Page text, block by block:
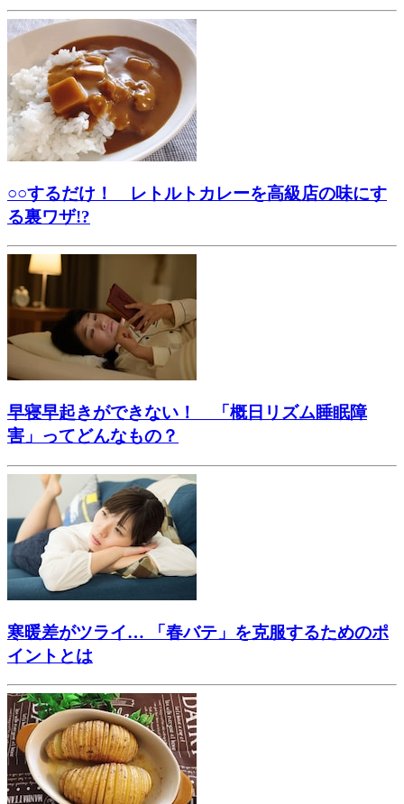
○○するだけ！ レトルトカレーを高級店の味にす
る裏ワザ!?
早寝早起きができない！ 「概日リズム睡眠障
害」ってどんなもの？
寒暖差がツライ… 「春バテ」を克服するためのポ
イントとは